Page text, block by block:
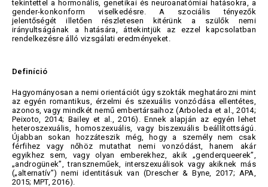
tekintettel a hormonális, genetikai és neuroanatómiai hatásokra, a
gender-konkonform viselkedésre. A szociális tényezők
jelentőségét illetően részletesen kitérünk a szülők nemi
irányultságának a hatására, áttekintjük az ezzel kapcsolatban
rendelkezésre álló vizsgálati eredményeket.
Definíció
Hagyományosan a nemi orientációt úgy szokták meghatározni mint
az egyén romantikus, érzelmi és szexuális vonzódása ellentétes,
azonos, vagy mindkét nemű embertársaihoz (Arboleda et al., 2014;
Peixoto, 2014; Bailey et al., 2016). Ennek alapján az egyén lehet
heteroszexuális, homoszexuális, vagy biszexuális beállítottságú.
Újabban sokan hozzáteszik még, hogy a személy nem csak
férfihez vagy nőhöz mutathat nemi vonzódást, hanem akár
egyikhez sem, vagy olyan emberekhez, akik „genderqueerek”,
„androgünek”, transzneműek, interszexuálisok vagy akiknek más
(„alternatív”) nemi identitásuk van (Drescher & Byne, 2017; APA,
2015; MPT, 2016).